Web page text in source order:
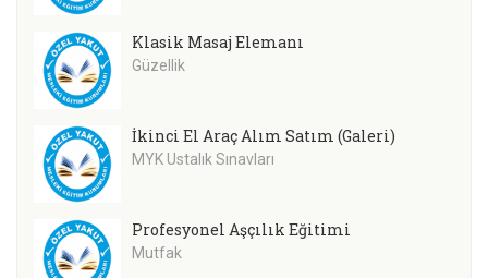
Klasik Masaj Elemanı
Güzellik
İkinci El Araç Alım Satım (Galeri)
MYK Ustalık Sınavları
Profesyonel Aşçılık Eğitimi
Mutfak